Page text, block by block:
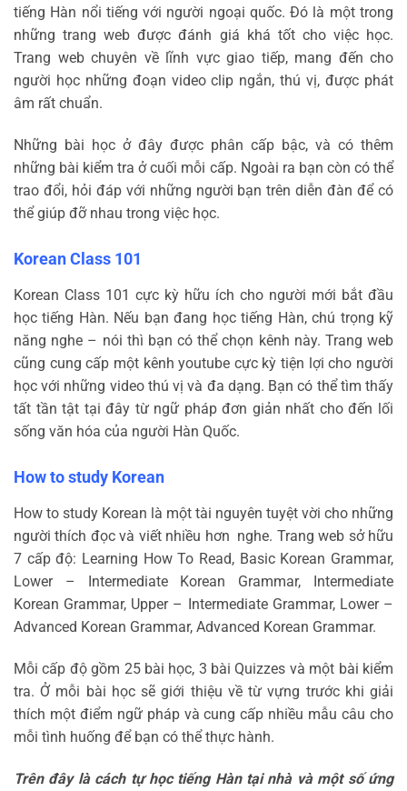
tiếng Hàn nổi tiếng với người ngoại quốc. Đó là một trong
những trang web được đánh giá khá tốt cho việc học.
Trang web chuyên về lĩnh vực giao tiếp, mang đến cho
người học những đoạn video clip ngắn, thú vị, được phát
âm rất chuẩn.
Những bài học ở đây được phân cấp bậc, và có thêm
những bài kiểm tra ở cuối mỗi cấp. Ngoài ra bạn còn có thể
trao đổi, hỏi đáp với những người bạn trên diễn đàn để có
thể giúp đỡ nhau trong việc học.
Korean Class 101
Korean Class 101 cực kỳ hữu ích cho người mới bắt đầu
học tiếng Hàn. Nếu bạn đang học tiếng Hàn, chú trọng kỹ
năng nghe – nói thì bạn có thể chọn kênh này. Trang web
cũng cung cấp một kênh youtube cực kỳ tiện lợi cho người
học với những video thú vị và đa dạng. Bạn có thể tìm thấy
tất tần tật tại đây từ ngữ pháp đơn giản nhất cho đến lối
sống văn hóa của người Hàn Quốc.
How to study Korean
How to study Korean là một tài nguyên tuyệt vời cho những
người thích đọc và viết nhiều hơn nghe. Trang web sở hữu
7 cấp độ: Learning How To Read, Basic Korean Grammar,
Lower – Intermediate Korean Grammar, Intermediate
Korean Grammar, Upper – Intermediate Grammar, Lower –
Advanced Korean Grammar, Advanced Korean Grammar.
Mỗi cấp độ gồm 25 bài học, 3 bài Quizzes và một bài kiểm
tra. Ở mỗi bài học sẽ giới thiệu về từ vựng trước khi giải
thích một điểm ngữ pháp và cung cấp nhiều mẫu câu cho
mỗi tình huống để bạn có thể thực hành.
Trên đây là cách tự học tiếng Hàn tại nhà và một số ứng